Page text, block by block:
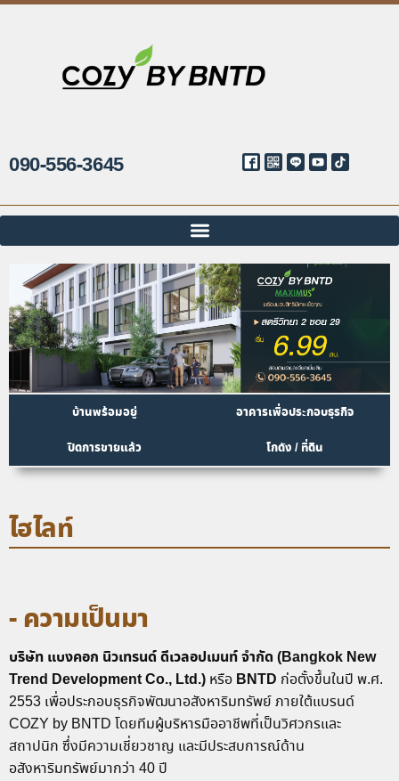
090-556-3645
บ้านพร้อมอยู่
อาคารเพื่อประกอบธุรกิจ
ปิดการขายแล้ว
โกดัง / ที่ดิน
ไฮไลท์
- ความเป็นมา
บริษัท แบงคอก นิวเทรนด์ ดีเวลอปเมนท์ จำกัด (Bangkok New
Trend Development Co., Ltd.) หรือ BNTD ก่อตั้งขึ้นในปี พ.ศ.
2553 เพื่อประกอบธุรกิจพัฒนาอสังหาริมทรัพย์ ภายใต้แบรนด์
COZY by BNTD โดยทีมผู้บริหารมืออาชีพที่เป็นวิศวกรและ
สถาปนิก ซึ่งมีความเชี่ยวชาญ และมีประสบการณ์ด้าน
อสังหาริมทรัพย์มากว่า 40 ปี